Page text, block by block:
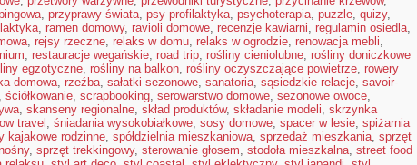
, przyprawy świata, psy profilaktyka, psychoterapia, puzzle, quizy,
, ramen domowy, ravioli domowe, recenzje kawiarni, regulamin osiedla,
, rejsy rzeczne, relaks w domu, relaks w ogrodzie, renowacja mebli,
, restauracje wegańskie, road trip, rośliny cieniolubne, rośliny doniczkowe
egzotyczne, rośliny na balkon, rośliny oczyszczające powietrze, rowery
domowa, rzeźba, sałatki sezonowe, sanatoria, sąsiedzkie relacje, savoir-
, ściółkowanie, scrapbooking, serowarstwo domowe, sezonowe owoce,
, skanseny regionalne, skład produktów, składanie modeli, skrzynka
travel , śniadania wysokobiałkowe, sosy domowe, spacer w lesie, spiżarnia
kajakowe rodzinne, spółdzielnia mieszkaniowa, sprzedaż mieszkania, sprzęt
, sprzęt trekkingowy, sterowanie głosem, stodoła mieszkalna, street food